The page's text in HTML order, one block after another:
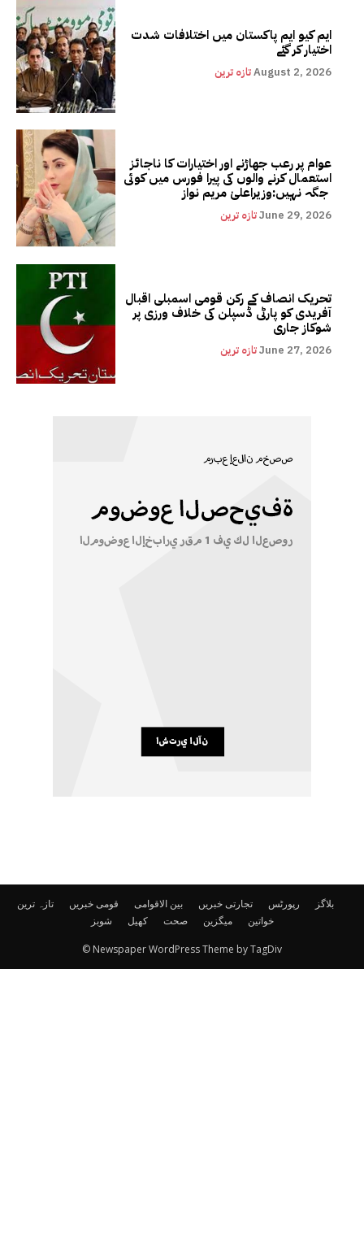
ایم کیو ایم پاکستان میں اختلافات شدت
اختیار کر گئے
تازہ ترینAugust 2, 2026
عوام پر رعب جھاڑنے اور اختیارات کا ناجائز
استعمال کرنے والوں کی پیرا فورس میں کوئی
تازہ ترینJune 29, 2026
تحریک انصاف کے رکن قومی اسمبلی اقبال
آفریدی کو پارٹی ڈسپلن کی خلاف ورزی پر
شوکاز جاری
تازہ ترینJune 27, 2026
تازہ ترین قومی خبریں بین الاقوامی تجارتی خبریں رپورٹس
بلاگز
شوبز
کھیل صحت میگزین خواتین
© Newspaper WordPress Theme by TagDiv